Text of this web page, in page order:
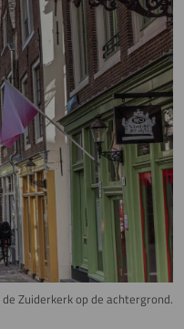
Zuiderkerk op de achtergrond.